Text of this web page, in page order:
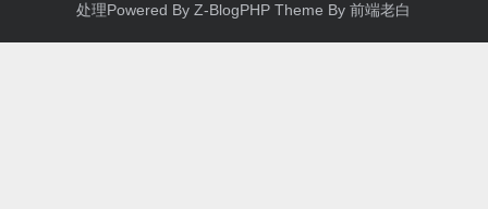
处理Powered ByZ-BlogPHP Theme By前端老白